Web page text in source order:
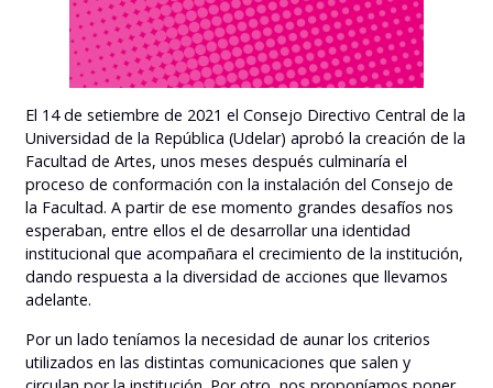
El 14 de setiembre de 2021 el Consejo Directivo Central de la
Universidad de la República (Udelar) aprobó la creación de la
Facultad de Artes, unos meses después culminaría el
proceso de conformación con la instalación del Consejo de
la Facultad. A partir de ese momento grandes desafíos nos
esperaban, entre ellos el de desarrollar una identidad
institucional que acompañara el crecimiento de la institución,
dando respuesta a la diversidad de acciones que llevamos
adelante.
Por un lado teníamos la necesidad de aunar los criterios
utilizados en las distintas comunicaciones que salen y